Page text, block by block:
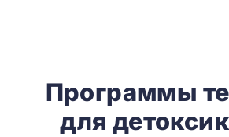
Программы
для